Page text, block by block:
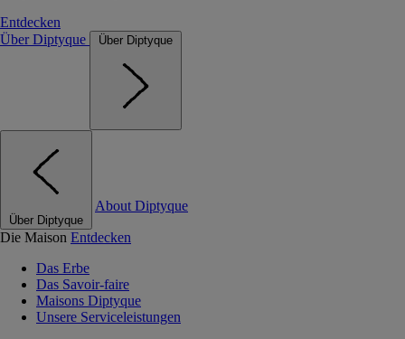
Entdecken
Über Diptyque
Über Diptyque
Über Diptyque
About Diptyque
Die Maison Entdecken
Das Erbe
Das Savoir-faire
Maisons Diptyque
Unsere Serviceleistungen